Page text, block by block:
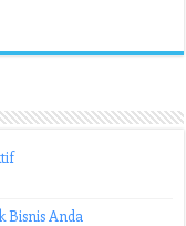
Bisnis Anda